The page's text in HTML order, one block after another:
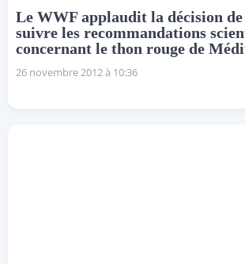
Le WWF applaudit la décision
suivre les recommandations
concernant le thon rouge de
26 novembre 2012 à 10:36